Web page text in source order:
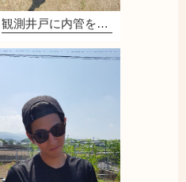
観測井戸に内管を挿入